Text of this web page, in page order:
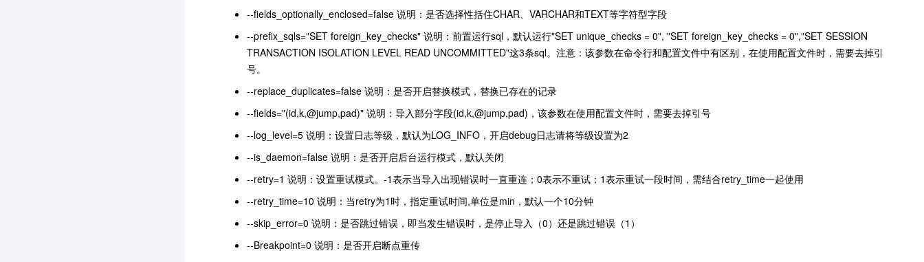
--fields_optionally_enclosed=false 说明：是否选择性括住CHAR、VARCHAR和TEXT等字符型字段
--prefix_sqls="SET foreign_key_checks" 说明：前置运行sql，默认运行"SET unique_checks = 0", "SET foreign_key_checks = 0","SET SESSION
TRANSACTION ISOLATION LEVEL READ UNCOMMITTED"这3条sql。注意：该参数在命令行和配置文件中有区别，在使用配置文件时，需要去掉引
号。
--replace_duplicates=false 说明：是否开启替换模式，替换已存在的记录
--fields="(id,k,@jump,pad)" 说明：导入部分字段(id,k,@jump,pad)，该参数在使用配置文件时，需要去掉引号
--log_level=5 说明：设置日志等级，默认为LOG_INFO，开启debug日志请将等级设置为2
--is_daemon=false 说明：是否开启后台运行模式，默认关闭
--retry=1 说明：设置重试模式。-1表示当导入出现错误时一直重连；0表示不重试；1表示重试一段时间，需结合retry_time一起使用
--retry_time=10 说明：当retry为1时，指定重试时间,单位是min，默认一个10分钟
--skip_error=0 说明：是否跳过错误，即当发生错误时，是停止导入（0）还是跳过错误（1）
--Breakpoint=0 说明：是否开启断点重传